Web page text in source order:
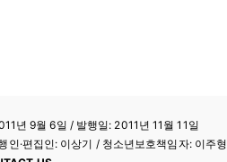
년 9월 6일 / 발행일: 2011년 11월 11일
·편집인: 이상기 / 청소년보호책임자: 이주형